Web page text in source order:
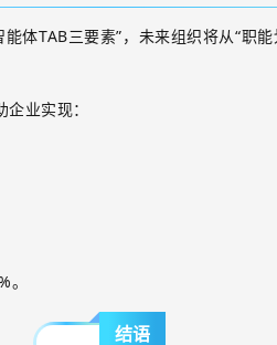
能体TAB三要素”，未来组织将从“职
业实现：
。
结语